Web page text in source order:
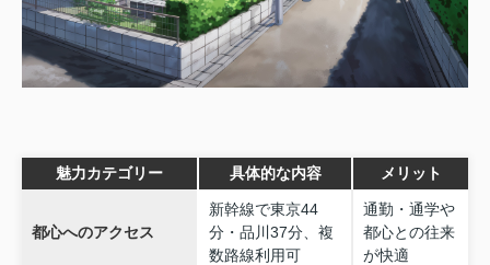
魅力カテゴリー 具体的な内容 メリット
都心へのアクセス
新幹線で東京44
分・品川37分、複
数路線利用可
通勤・通学や
都心との往来
が快適